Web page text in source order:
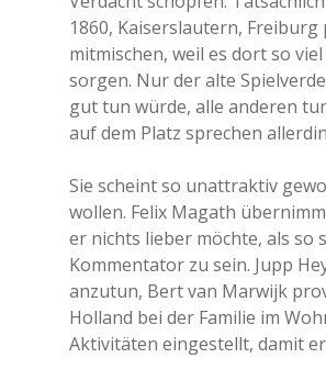
1860, Kaiserslautern,
mitmischen, weil es dort so
sorgen. Nur der alte
gut tun würde, alle anderen
auf dem Platz sprechen
Sie scheint so unattraktiv
wollen. Felix Magath
er nichts lieber möchte, als so
Kommentator zu sein. Jupp
anzutun, Bert van Marwijk
Holland bei der Familie im
Aktivitäten eingestellt, damit